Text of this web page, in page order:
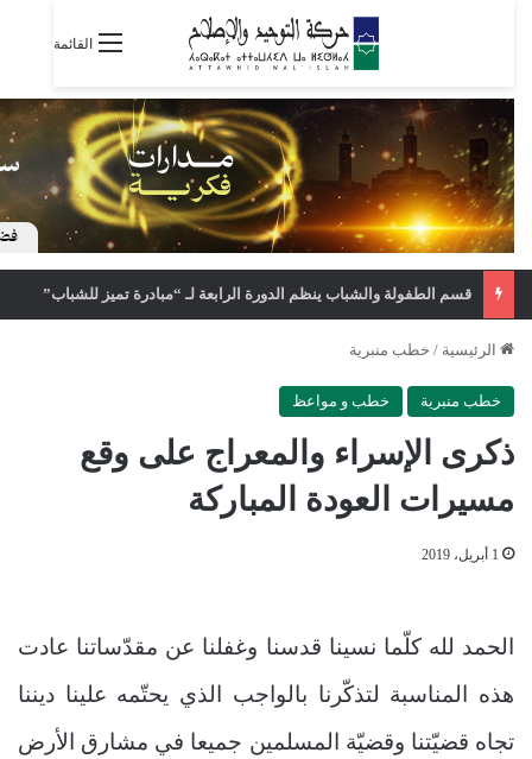
القائمة
قسم الطفولة والشباب ينظم الدورة الرابعة لـ “مبادرة تميز للشباب”
الرئيسية / خطب منبرية
خطب منبرية خطب و مواعظ
ذكرى الإسراء والمعراج على وقع
مسيرات العودة المباركة
1 أبريل، 2019
الحمد لله كلّما نسينا قدسنا وغفلنا عن مقدّساتنا عادت
هذه المناسبة لتذكّرنا بالواجب الذي يحتّمه علينا ديننا
تجاه قضيّتنا وقضيّة المسلمين جميعا في مشارق الأرض